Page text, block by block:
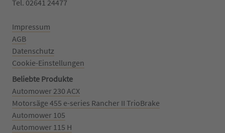
Tel. 02641 24477‬
Impressum
AGB
Datenschutz
Cookie-Einstellungen
Beliebte Produkte
Automower 230 ACX
Motorsäge 455 e-series Rancher II TrioBrake
Automower 105
Automower 115 H